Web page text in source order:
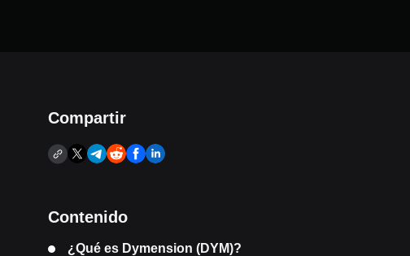
Compartir
Contenido
¿Qué es Dymension (DYM)?